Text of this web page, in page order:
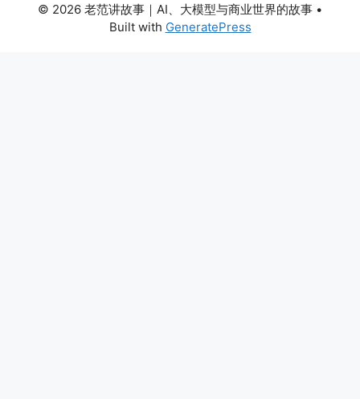
© 2026 老范讲故事｜AI、大模型与商业世界的故事 •
Built with GeneratePress